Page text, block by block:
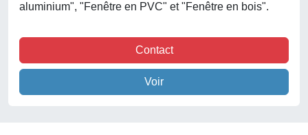
aluminium", "Fenêtre en PVC" et "Fenêtre en bois".
Contact
Voir